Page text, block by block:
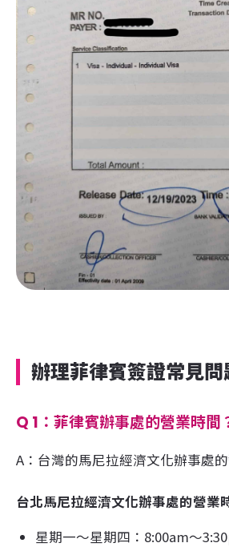
辦理菲律賓簽證常見問
Q 1：菲律賓辦事處的營業時間
A：台灣的馬尼拉經濟文化辦事處
台北馬尼拉經濟文化辦事處的營業
星期一～星期四：8:00am～